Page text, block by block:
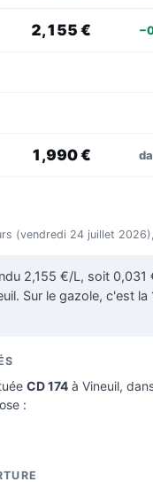
2,155 €
1,990 €
(vendredi 24 juillet
2,155 €/L, soit
Sur le gazole, c'est
CD 174 à Vineuil,
: